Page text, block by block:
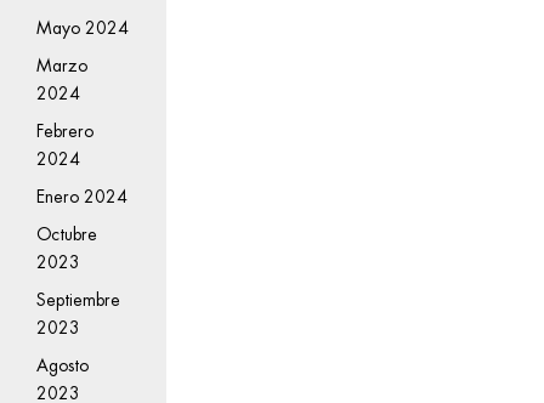
Mayo 2024
Marzo
2024
Febrero
2024
Enero 2024
Octubre
2023
Septiembre
2023
Agosto
2023